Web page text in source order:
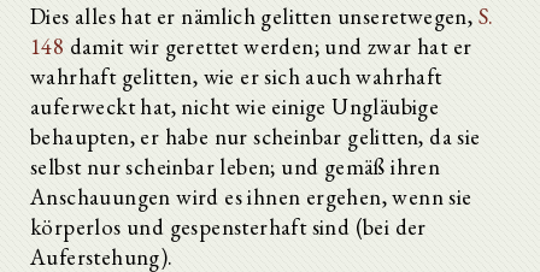
Dies alles hat er nämlich gelitten unseretwegen, S.
148 damit wir gerettet werden; und zwar hat er
wahrhaft gelitten, wie er sich auch wahrhaft
auferweckt hat, nicht wie einige Ungläubige
behaupten, er habe nur scheinbar gelitten, da sie
selbst nur scheinbar leben; und gemäß ihren
Anschauungen wird es ihnen ergehen, wenn sie
körperlos und gespensterhaft sind (bei der
Auferstehung).